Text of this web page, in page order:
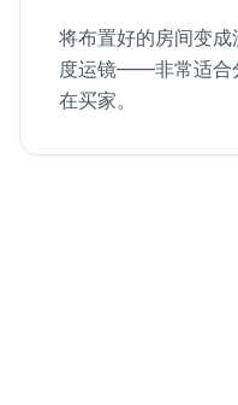
将布置好的房间变
度运镜——非常适合
在买家。